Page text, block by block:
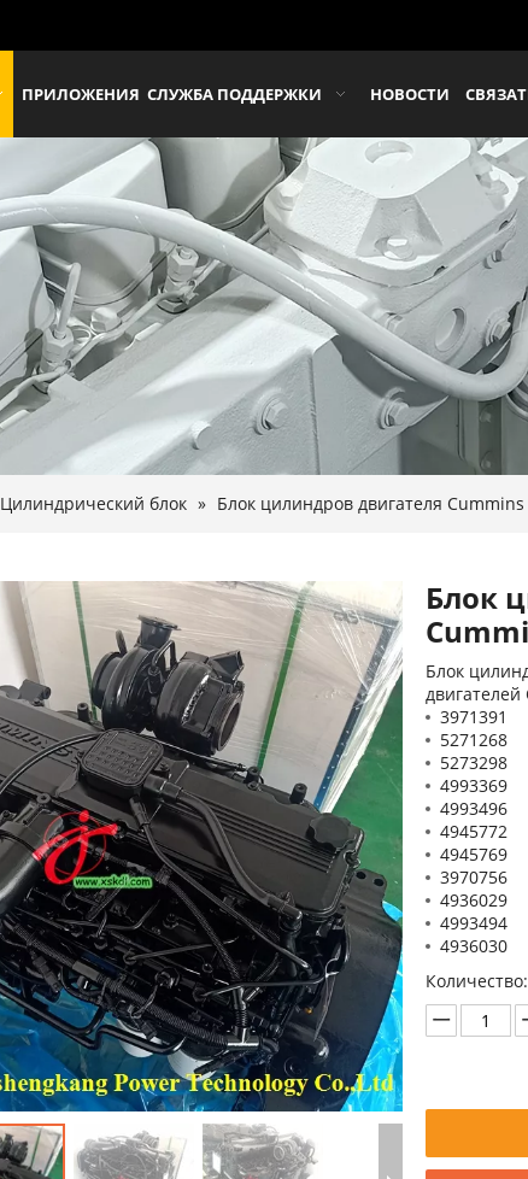
ПРИЛОЖЕНИЯ СЛУЖБА ПОДДЕРЖКИ НОВОСТИ
Цилиндрический блок » Блок цилиндров двигателя Cummins
Блок
Блок
3971391
5271268
5273298
4993369
4993496
4945772
4945769
3970756
4936029
4993494
4936030
Количество: